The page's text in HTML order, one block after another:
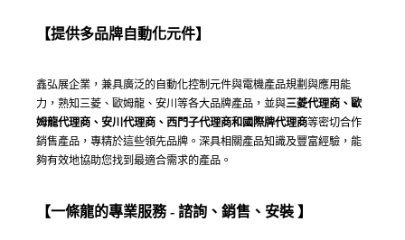
【提供多品牌自動化元件】
鑫弘展企業，兼具廣泛的自動化控制元件與電機產品規劃與應用能
力，熟知三菱、歐姆龍、安川等各大品牌產品，並與三菱代理商、歐
姆龍代理商、安川代理商、西門子代理商和國際牌代理商等密切合作
銷售產品，專精於這些領先品牌。深具相關產品知識及豐富經驗，能
夠有效地協助您找到最適合需求的產品。
【一條龍的專業服務 - 諮詢、銷售、安裝 】